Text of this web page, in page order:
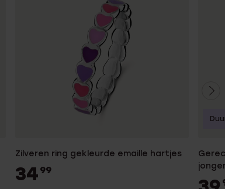
Zilveren ring gekleurde emaille hartjes
34 99